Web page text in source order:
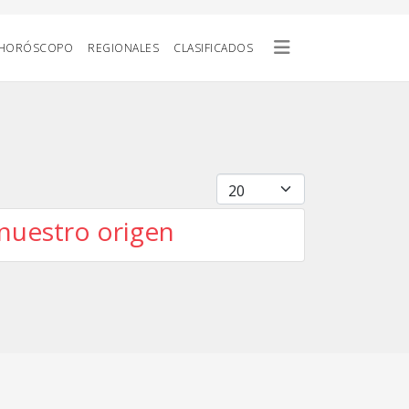
REGIONALES CLASIFICADOS
Cantidad
origen